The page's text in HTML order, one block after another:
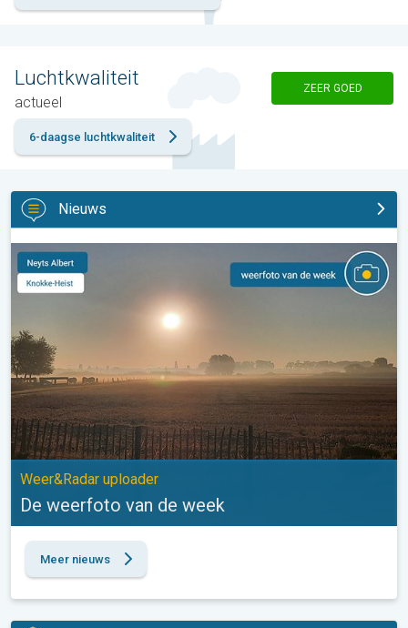
Luchtkwaliteit
actueel
ZEER GOED
6-daagse luchtkwaliteit
Nieuws
De weerfoto van de week. Weer&Radar uploader. . .
Weer&Radar uploader
De weerfoto van de week
Meer nieuws